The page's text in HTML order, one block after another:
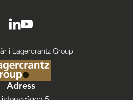
i Lagercrantz Group
Adress